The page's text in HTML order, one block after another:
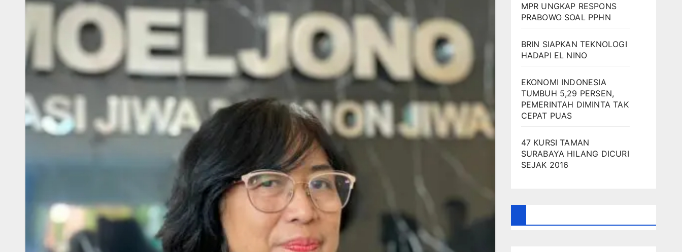
MPR UNGKAP RESPONS
PRABOWO SOAL PPHN
BRIN SIAPKAN TEKNOLOGI
HADAPI EL NINO
EKONOMI INDONESIA
TUMBUH 5,29 PERSEN,
PEMERINTAH DIMINTA TAK
CEPAT PUAS
47 KURSI TAMAN
SURABAYA HILANG DICURI
SEJAK 2016